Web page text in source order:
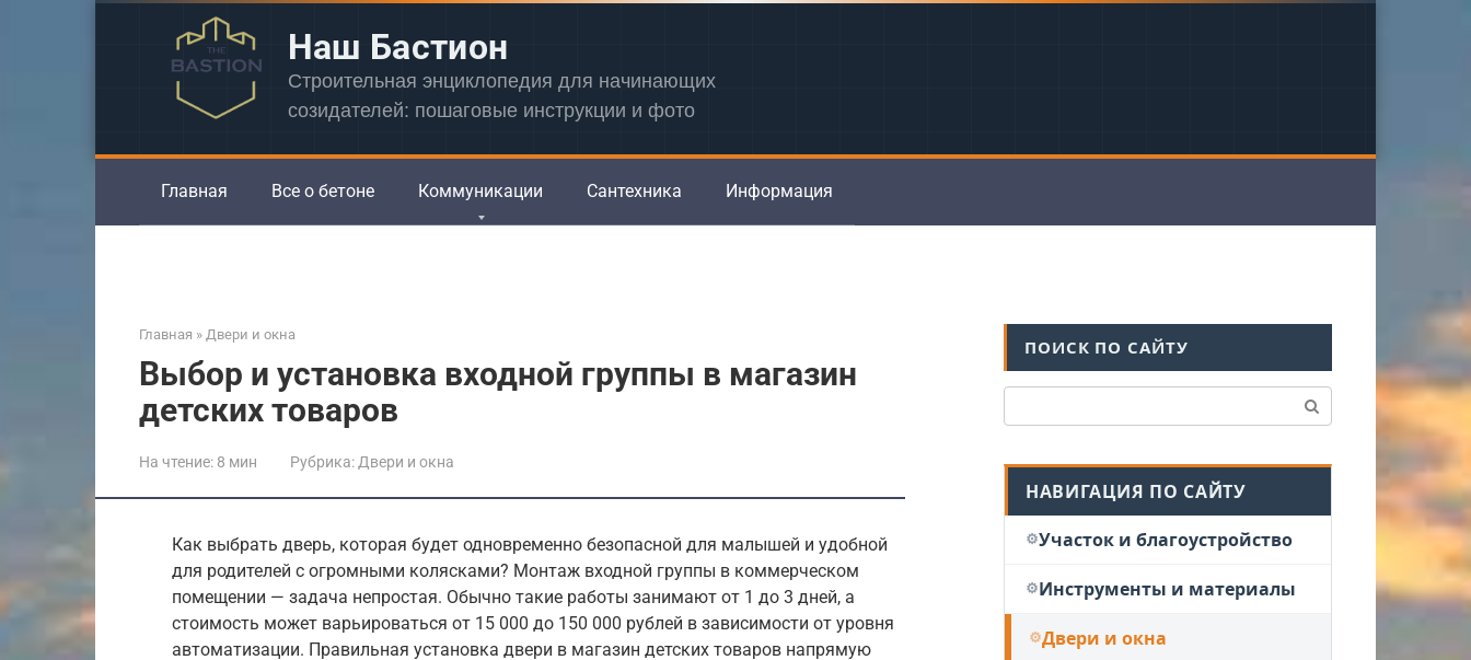
Наш Бастион
Строительная энциклопедия для начинающих
созидателей: пошаговые инструкции и фото
Главная Все о бетоне Коммуникации Сантехника Информация
Главная » Двери и окна
Выбор и установка входной группы в магазин
детских товаров
На чтение: 8 мин Рубрика: Двери и окна
Как выбрать дверь, которая будет одновременно безопасной для малышей и удобной
для родителей с огромными колясками? Монтаж входной группы в коммерческом
помещении — задача непростая. Обычно такие работы занимают от 1 до 3 дней, а
стоимость может варьироваться от 15 000 до 150 000 рублей в зависимости от уровня
автоматизации. Правильная установка двери в магазин детских товаров напрямую
ПОИСК ПО САЙТУ
НАВИГАЦИЯ ПО САЙТУ
Участок и благоустройство
Инструменты и материалы
Двери и окна